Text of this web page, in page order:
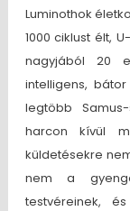
Luminothok
1000 ciklust élt,
nagyjából 20
intelligens,
legtöbb
harcon kívül
küldetésekre
nem a
testvéreinek,